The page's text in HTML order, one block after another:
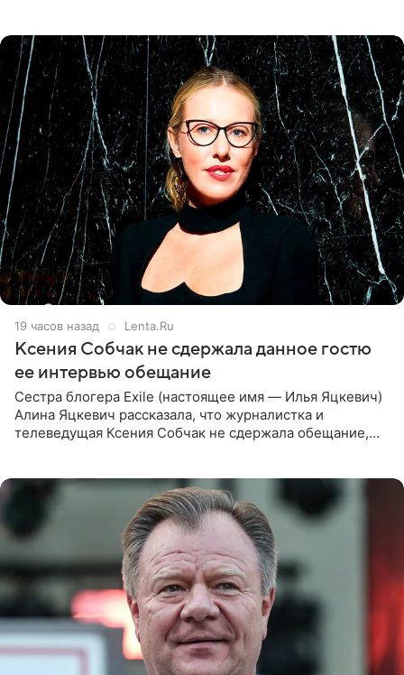
19 часов назад Lenta.Ru
Ксения Собчак не сдержала данное гостю
ее интервью обещание
Сестра блогера Exile (настоящее имя — Илья Яцкевич)
Алина Яцкевич рассказала, что журналистка и
телеведущая Ксения Собчак не сдержала обещание,